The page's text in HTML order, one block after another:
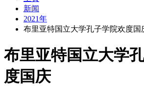
新闻
2021年
布里亚特国立大学孔子学院欢度国
布里亚特国立大学
度国庆